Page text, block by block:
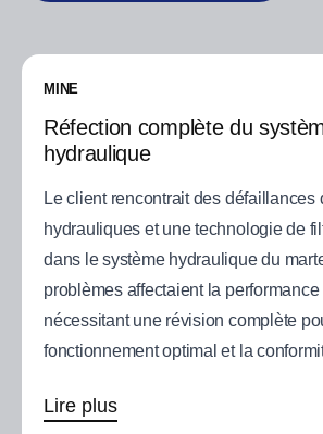
MINE
Réfection complète du
hydraulique
Le client rencontrait des défaillances
hydrauliques et une technologie de
dans le système hydraulique du
problèmes affectaient la performance
nécessitant une révision complète
fonctionnement optimal et la
Lire plus